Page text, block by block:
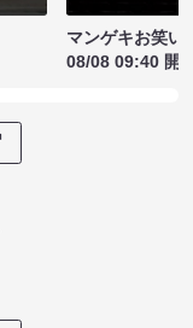
マンゲキお笑い
08/08 09:40 開